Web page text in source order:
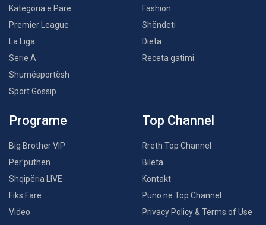
Kategoria e Parë
Premier League
La Liga
Serie A
Shumësportësh
Sport Gossip
Fashion
Shëndeti
Dieta
Receta gatimi
Programe
Big Brother VIP
Për’puthen
Shqipëria LIVE
Fiks Fare
Video
Top Channel
Rreth Top Channel
Bileta
Kontakt
Puno në Top Channel
Privacy Policy & Terms of Use